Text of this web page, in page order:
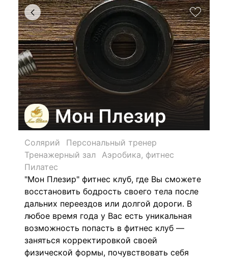
Мон Плезир
Солярий
Персональный тренер
Тренажерный зал
Аэробика, фитнес
Пилатес
"Мон Плезир" фитнес клуб, где Вы сможете
восстановить бодрость своего тела после
дальних переездов или долгой дороги. В
любое время года у Вас есть уникальная
возможность попасть в фитнес клуб —
заняться корректировкой своей
физической формы, почувствовать себя